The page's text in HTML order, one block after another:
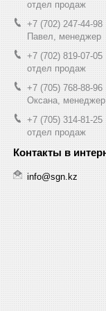
отдел продаж
+7 (702) 247-44-98
Павел, менеджер
+7 (702) 819-07-05
отдел продаж
+7 (705) 768-88-96
Оксана, менеджер
+7 (705) 314-81-25
отдел продаж
info@sgn.kz